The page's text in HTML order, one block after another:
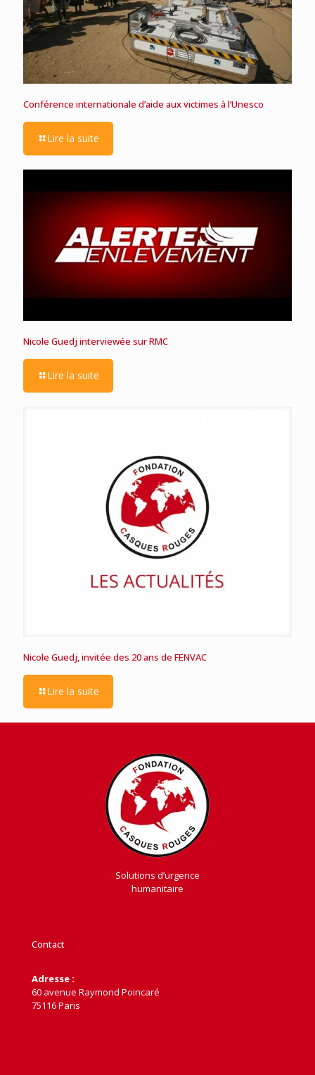
Conférence internationale d’aide aux victimes à l’Unesco
Lire la suite
Nicole Guedj interviewée sur RMC
Lire la suite
Nicole Guedj, invitée des 20 ans de FENVAC
Lire la suite
Solutions d’urgence
humanitaire
Contact
Adresse :
60 avenue Raymond Poincaré
75116 Paris